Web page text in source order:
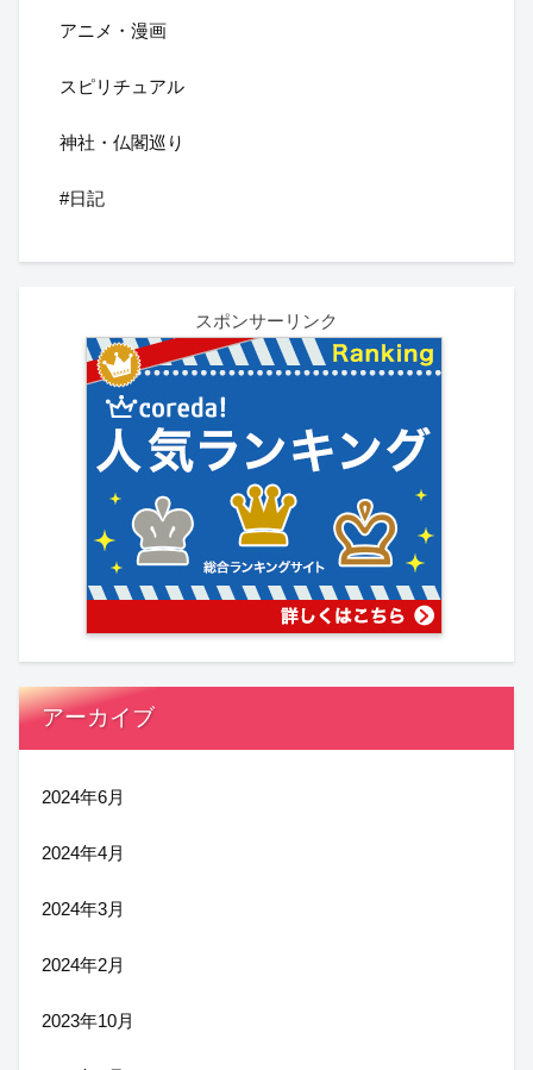
アニメ・漫画
スピリチュアル
神社・仏閣巡り
#日記
スポンサーリンク
アーカイブ
2024年6月
2024年4月
2024年3月
2024年2月
2023年10月